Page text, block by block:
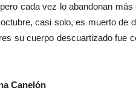
cada vez lo abandonan
casi solo, es muerto de
su cuerpo descuartizado fue
Canelón